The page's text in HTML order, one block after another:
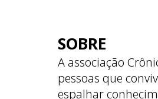
SOBRE
A associação
pessoas que
espalhar